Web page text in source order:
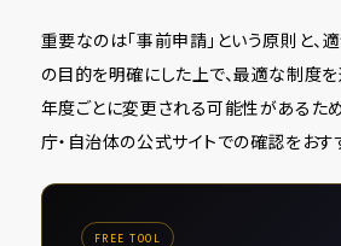
重要なのは「事前申請」という原則と、
の目的を明確にした上で、最適な制度を
年度ごとに変更される可能性があるた
庁・自治体の公式サイトでの確認をおす
FREE TOOL